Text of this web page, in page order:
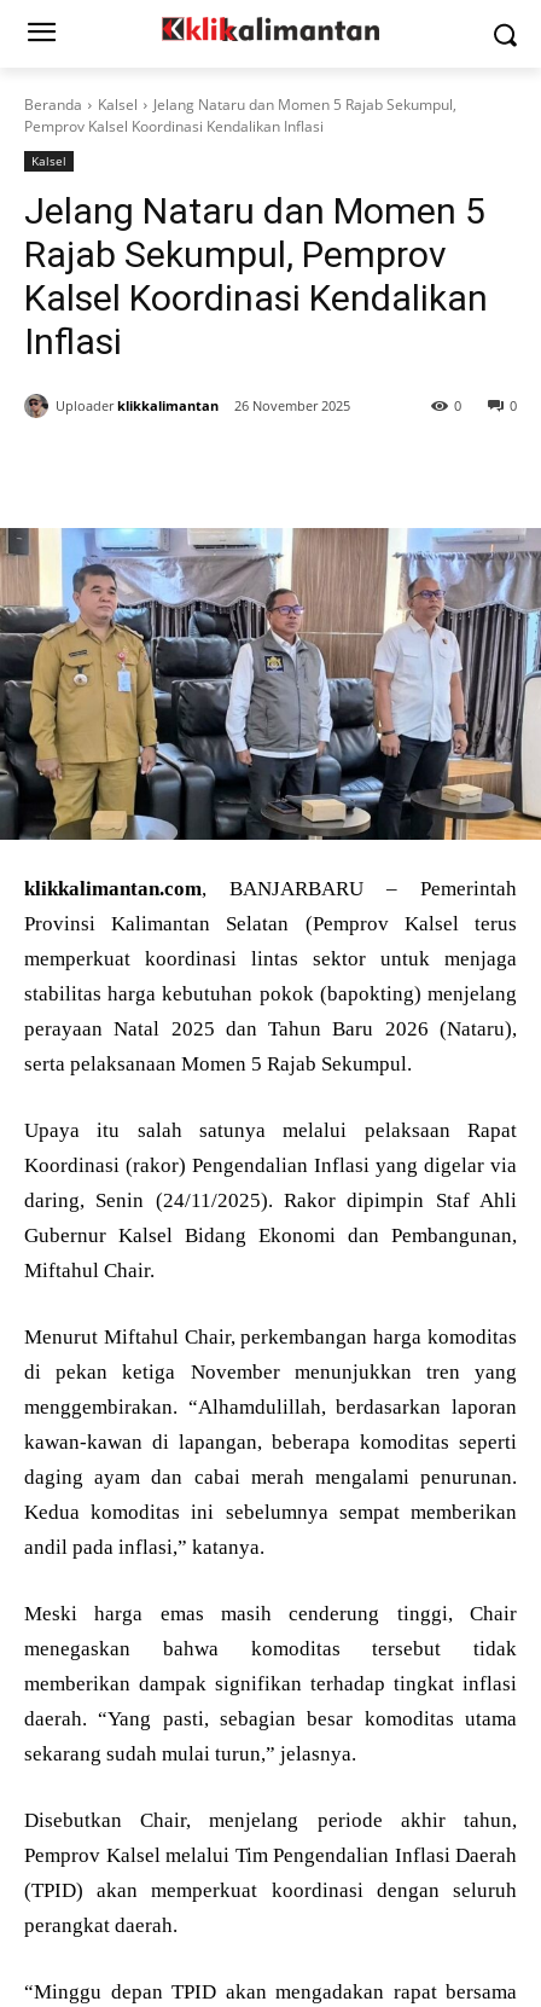
Beranda Kalsel
Jelang Nataru dan Momen 5 Rajab Sekumpul,
Pemprov Kalsel Koordinasi Kendalikan Inflasi
Kalsel
Jelang Nataru dan Momen 5
Rajab Sekumpul, Pemprov
Kalsel Koordinasi Kendalikan
Inflasi
Uploader klikkalimantan 26 November 2025 0
0
klikkalimantan.com, BANJARBARU – Pemerintah
Provinsi Kalimantan Selatan (Pemprov Kalsel terus
memperkuat koordinasi lintas sektor untuk menjaga
stabilitas harga kebutuhan pokok (bapokting) menjelang
perayaan Natal 2025 dan Tahun Baru 2026 (Nataru),
serta pelaksanaan Momen 5 Rajab Sekumpul.
Upaya itu salah satunya melalui pelaksaan Rapat
Koordinasi (rakor) Pengendalian Inflasi yang digelar via
daring, Senin (24/11/2025). Rakor dipimpin Staf Ahli
Gubernur Kalsel Bidang Ekonomi dan Pembangunan,
Miftahul Chair.
Menurut Miftahul Chair, perkembangan harga komoditas
di pekan ketiga November menunjukkan tren yang
menggembirakan. “Alhamdulillah, berdasarkan laporan
kawan-kawan di lapangan, beberapa komoditas seperti
daging ayam dan cabai merah mengalami penurunan.
Kedua komoditas ini sebelumnya sempat memberikan
andil pada inflasi,” katanya.
Meski harga emas masih cenderung tinggi, Chair
menegaskan bahwa komoditas tersebut tidak
memberikan dampak signifikan terhadap tingkat inflasi
daerah. “Yang pasti, sebagian besar komoditas utama
sekarang sudah mulai turun,” jelasnya.
Disebutkan Chair, menjelang periode akhir tahun,
Pemprov Kalsel melalui Tim Pengendalian Inflasi Daerah
(TPID) akan memperkuat koordinasi dengan seluruh
perangkat daerah.
“Minggu depan TPID akan mengadakan rapat bersama